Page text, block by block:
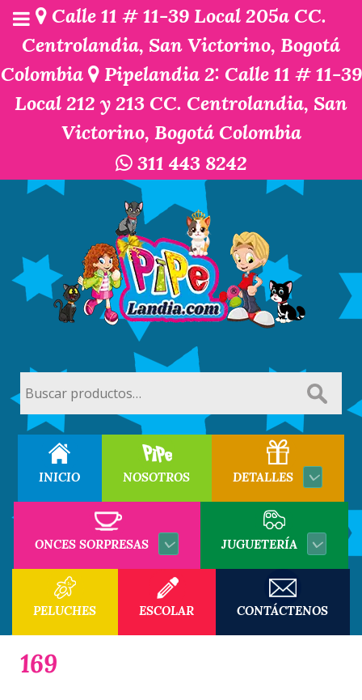
Calle 11 # 11-39 Local 205a CC.
Centrolandia, San Victorino, Bogotá
Colombia
Pipelandia 2: Calle 11 # 11-39
Local 212 y 213 CC. Centrolandia, San
Victorino, Bogotá Colombia
311 443 8242
por:
INICIO NOSOTROS DETALLES
ONCES SORPRESAS JUGUETERÍA
PELUCHES ESCOLAR CONTÁCTENOS
169